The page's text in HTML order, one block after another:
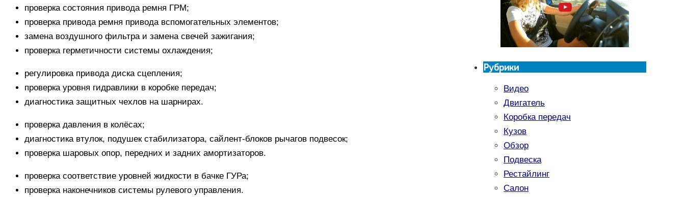
проверка состояния привода ремня ГРМ;
проверка привода ремня привода вспомогательных элементов;
замена воздушного фильтра и замена свечей зажигания;
проверка герметичности системы охлаждения;
регулировка привода диска сцепления;
проверка уровня гидравлики в коробке передач;
диагностика защитных чехлов на шарнирах.
проверка давления в колёсах;
диагностика втулок, подушек стабилизатора, сайлент-блоков рычагов подвесок;
проверка шаровых опор, передних и задних амортизаторов.
проверка соответствие уровней жидкости в бачке ГУРа;
проверка наконечников системы рулевого управления.
Рубрики
Видео
Двигатель
Коробка передач
Кузов
Обзор
Подвеска
Рестайлинг
Салон